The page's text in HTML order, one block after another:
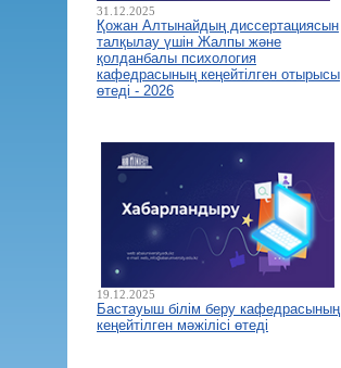
31.12.2025
Қожан Алтынайдың диссертациясын
талқылау үшін Жалпы және
қолданбалы психология
кафедрасының кеңейтілген отырысы
өтеді - 2026
19.12.2025
Бастауыш білім беру кафедрасының
кеңейтілген мәжілісі өтеді